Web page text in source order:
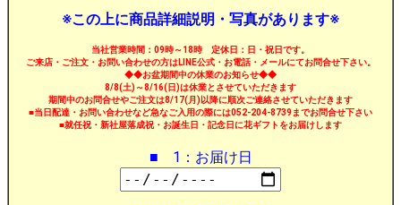
※この上に商品詳細説明・写真があります※
当社営業時間：09時～18時 定休日：日・祝日です。
ご来店・ご注文・お問い合わせの方はLINE公式・お電話・メールにてお問合せ下さい。
◆◆お盆期間中の休業のお知らせ◆◆
8/8(土)～8/16(日)は休業とさせていただきます
期間中のお問合せやご注文は8/17(月)以降に順次ご連絡させていただきます
■当日配達・お問い合わせなど急なご入用の際には052-204-8739までお問合せ下さい
■就任祝・新社屋落成祝・お誕生日・記念日に花ギフトをお届けします
■ 1：お届け日